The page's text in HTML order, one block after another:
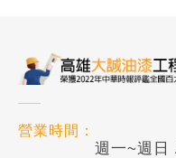
營業時間：
週一~週日